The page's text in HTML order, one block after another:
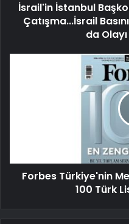
İsrail'in İstanbul
Çatışma...İsrail
da
Forbes Türkiye'nin
100 Türk